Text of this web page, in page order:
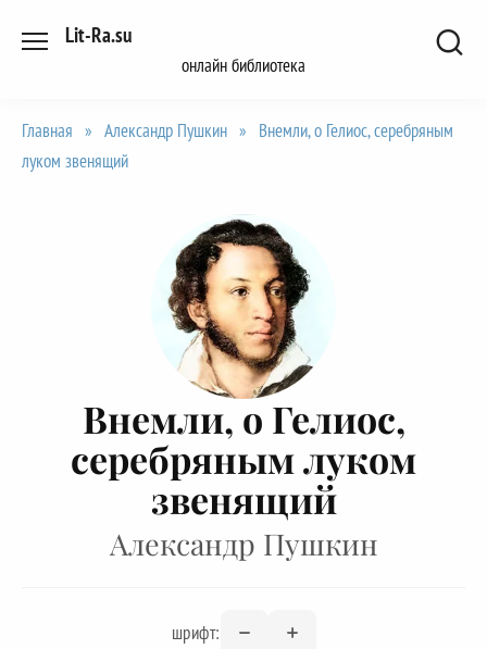
Lit-Ra.su
онлайн библиотека
Главная » Александр Пушкин » Внемли, о Гелиос, серебряным
луком звенящий
Внемли, о Гелиос,
серебряным луком
звенящий
Александр Пушкин
шрифт: